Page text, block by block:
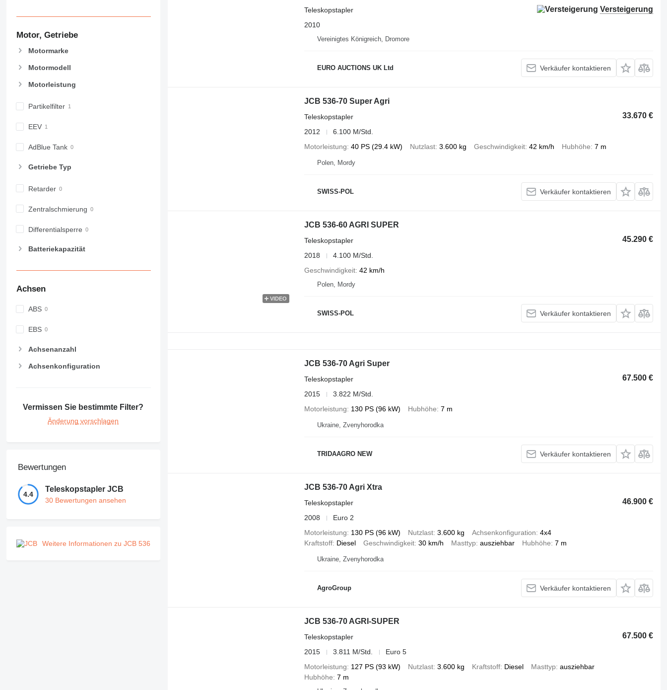
Motor, Getriebe
Motormarke
Motormodell
Motorleistung
Partikelfilter
EEV
AdBlue Tank
Getriebe Typ
Retarder
Zentralschmierung
Differentialsperre
Batteriekapazität
Achsen
ABS
EBS
Achsenanzahl
Achsenkonfiguration
Vermissen Sie bestimmte Filter?
Änderung vorschlagen
Bewertungen
4.4
Teleskopstapler JCB
30 Bewertungen ansehen
Weitere Informationen zu JCB 536
Versteigerung
Teleskopstapler
2010
Vereinigtes Königreich, Dromore
EURO AUCTIONS UK Ltd Verkäufer kontaktieren
JCB 536-70 Super Agri
33.670 €
Teleskopstapler
2012
6.100 M/Std.
Motorleistung 40 PS (29.4 kW) Nutzlast 3.600 kg Geschwindigkeit 42 km/h Hubhöhe 7 m
Polen, Mordy
SWISS-POL Verkäufer kontaktieren
VIDEO
JCB 536-60 AGRI SUPER
45.290 €
Teleskopstapler
2018
4.100 M/Std.
Geschwindigkeit 42 km/h
Polen, Mordy
SWISS-POL Verkäufer kontaktieren
JCB 536-70 Agri Super
67.500 €
Teleskopstapler
2015
3.822 M/Std.
Motorleistung
130 PS (96 kW) Hubhöhe 7 m
Ukraine, Zvenyhorodka
TRIDAAGRO NEW Verkäufer kontaktieren
JCB 536-70 Agri Xtra
46.900 €
Teleskopstapler
2008
Euro 2
Motorleistung
130 PS (96 kW) Nutzlast 3.600 kg Achsenkonfiguration 4x4
Kraftstoff Diesel Geschwindigkeit 30 km/h Masttyp ausziehbar Hubhöhe 7 m
Ukraine, Zvenyhorodka
AgroGroup Verkäufer kontaktieren
JCB 536-70 AGRI-SUPER
67.500 €
Teleskopstapler
2015
3.811 M/Std.
Euro 5
Motorleistung
127 PS (93 kW) Nutzlast 3.600 kg Kraftstoff Diesel Masttyp ausziehbar
Hubhöhe 7 m